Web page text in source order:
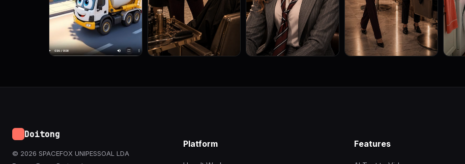
Doitong
© 2026 SPACEFOX UNIPESSOAL LDA
Platform Features